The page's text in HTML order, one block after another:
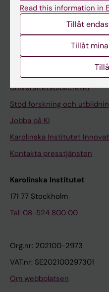
Medarbetarportalen
Universitetsbiblioteket
Stöd forskning och
Jobba på KI
Karolinska Institutet
Kontakta presstjänsten
Karolinska Institutet
171 77 Stockholm
Tel: 08-524 800 00
Org.nr: 202100-2973
VAT.nr: SE202100297301
Om webbplatsen
Read this information in
Tillåt
Tillåt